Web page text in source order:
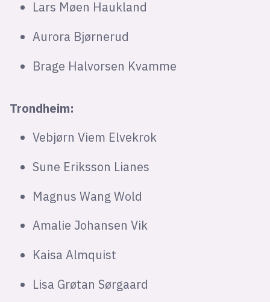
Lars Møen Haukland
Aurora Bjørnerud
Brage Halvorsen Kvamme
Trondheim:
Vebjørn Viem Elvekrok
Sune Eriksson Lianes
Magnus Wang Wold
Amalie Johansen Vik
Kaisa Almquist
Lisa Grøtan Sørgaard